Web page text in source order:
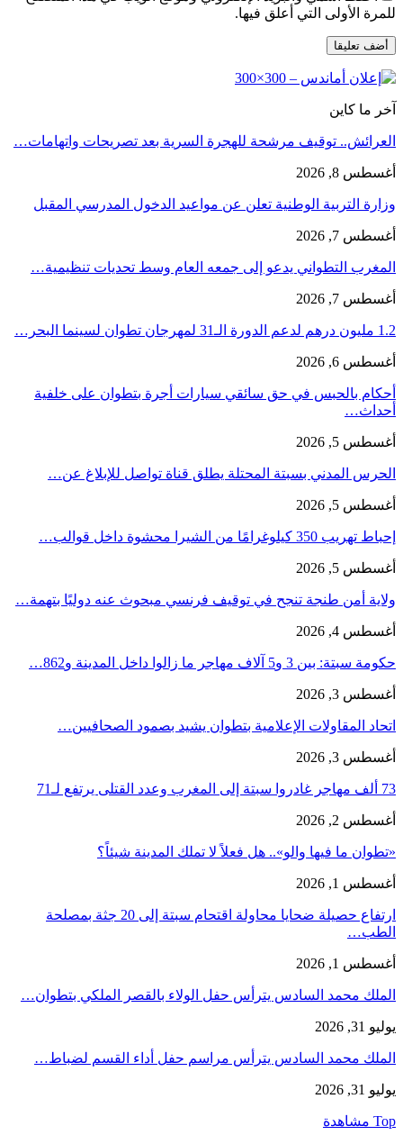
للمرة الأولى التي أعلق فيها.
آخر ما كاين
العرائش.. توقيف مرشحة للهجرة السرية بعد تصريحات واتهامات…
أغسطس 8, 2026
وزارة التربية الوطنية تعلن عن مواعيد الدخول المدرسي المقبل
أغسطس 7, 2026
المغرب التطواني يدعو إلى جمعه العام وسط تحديات تنظيمية…
أغسطس 7, 2026
1.2 مليون درهم لدعم الدورة الـ31 لمهرجان تطوان لسينما البحر…
أغسطس 6, 2026
أحكام بالحبس في حق سائقي سيارات أجرة بتطوان على خلفية
أحداث…
أغسطس 5, 2026
الحرس المدني بسبتة المحتلة يطلق قناة تواصل للإبلاغ عن…
أغسطس 5, 2026
إحباط تهريب 350 كيلوغرامًا من الشيرا محشوة داخل قوالب…
أغسطس 5, 2026
ولاية أمن طنجة تنجح في توقيف فرنسي مبحوث عنه دوليًا بتهمة…
أغسطس 4, 2026
حكومة سبتة: بين 3 و5 آلاف مهاجر ما زالوا داخل المدينة و862…
أغسطس 3, 2026
اتحاد المقاولات الإعلامية بتطوان يشيد بصمود الصحافيين…
أغسطس 3, 2026
73 ألف مهاجر غادروا سبتة إلى المغرب وعدد القتلى يرتفع لـ71
أغسطس 2, 2026
«تطوان ما فيها والو».. هل فعلاً لا تملك المدينة شيئاً؟
أغسطس 1, 2026
ارتفاع حصيلة ضحايا محاولة اقتحام سبتة إلى 20 جثة بمصلحة
الطب…
أغسطس 1, 2026
الملك محمد السادس يترأس حفل الولاء بالقصر الملكي بتطوان…
يوليو 31, 2026
الملك محمد السادس يترأس مراسم حفل أداء القسم لضباط…
يوليو 31, 2026
Top مشاهدة